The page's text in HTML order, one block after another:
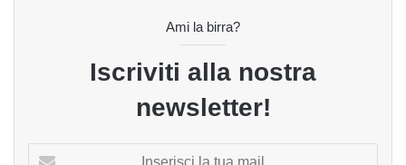
Ami la birra?
Iscriviti alla nostra
newsletter!